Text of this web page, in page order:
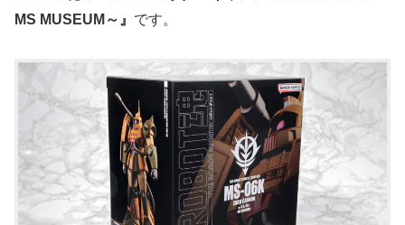
MS MUSEUM～』 です。